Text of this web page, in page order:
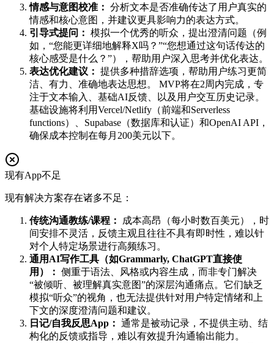
情感与意图校准： 分析文本是否准确传达了用户真实的
情感和核心意图，并建议更具影响力的表达方式。
引导式提问： 模拟一个优秀的听众，提出澄清问题（例
如，“您能更详细地解释X吗？”“您想通过这句话传达的
核心感受是什么？”），帮助用户深入思考并优化表达。
表达优化建议： 提供多种措辞选项，帮助用户练习更简
洁、有力、准确地表达思想。 MVP将在2周内完成，专
注于文本输入、基础AI反馈、以及用户交互历史记录。
基础设施将利用Vercel/Netlify（前端和Serverless
functions）、Supabase（数据库和认证）和OpenAI API，
确保成本控制在每月200美元以下。
现有App不足
现有解决方案存在诸多不足：
传统沟通教练/课程：
成本高昂（每小时数百美元），时
间安排不灵活，反馈主观且往往不具有即时性，难以针
对个人特定场景进行高频练习。
通用AI写作工具（如Grammarly, ChatGPT直接使
用）： 侧重于语法、风格或内容生成，而非专门解决
“被倾听、被理解真实意图”的深层沟通痛点。它们缺乏
模拟“听众”的视角，也无法提供针对用户特定情绪和上
下文的深度澄清问题和建议。
日记/自我反思App： 通常是被动记录，不提供主动、结
构化的反馈或指导，难以有效提升沟通输出能力。